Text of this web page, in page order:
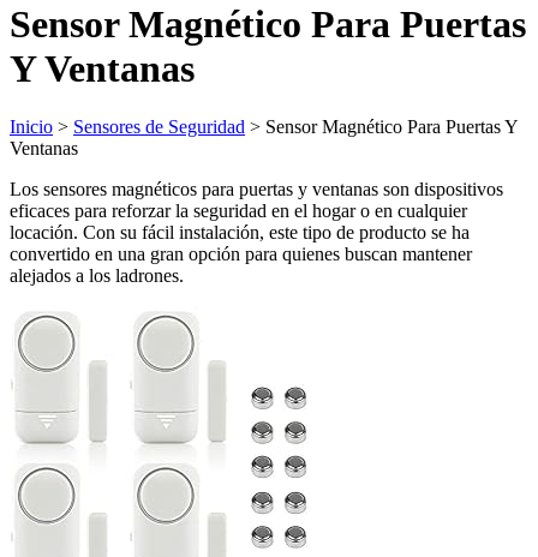
Sensor Magnético Para Puertas
Y Ventanas
Inicio > Sensores de Seguridad > Sensor Magnético Para Puertas Y
Ventanas
Los sensores magnéticos para puertas y ventanas son dispositivos
eficaces para reforzar la seguridad en el hogar o en cualquier
locación. Con su fácil instalación, este tipo de producto se ha
convertido en una gran opción para quienes buscan mantener
alejados a los ladrones.